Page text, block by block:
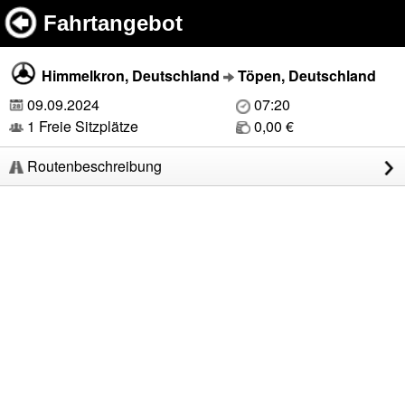
Fahrtangebot
Himmelkron, Deutschland
Töpen, Deutschland
09.09.2024
07:20
1 Freie Sitzplätze
0,00 €
Routenbeschreibung